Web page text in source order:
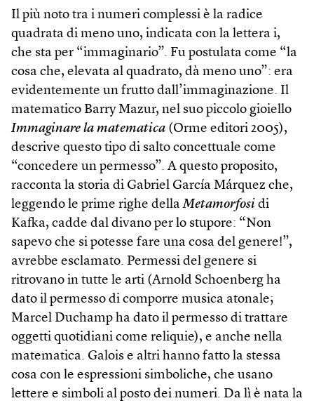
Il più noto tra i numeri complessi è la radice
quadrata di meno uno, indicata con la lettera i,
che sta per “immaginario”. Fu postulata come “la
cosa che, elevata al quadrato, dà meno uno”: era
evidentemente un frutto dall’immaginazione. Il
matematico Barry Mazur, nel suo piccolo gioiello
Immaginare la matematica (Orme editori 2005),
descrive questo tipo di salto concettuale come
“concedere un permesso”. A questo proposito,
racconta la storia di Gabriel García Márquez che,
leggendo le prime righe dellaMetamorfosi di
Kafka, cadde dal divano per lo stupore: “Non
sapevo che si potesse fare una cosa del genere!”,
avrebbe esclamato. Permessi del genere si
ritrovano in tutte le arti (Arnold Schoenberg ha
dato il permesso di comporre musica atonale;
Marcel Duchamp ha dato il permesso di trattare
oggetti quotidiani come reliquie), e anche nella
matematica. Galois e altri hanno fatto la stessa
cosa con le espressioni simboliche, che usano
lettere e simboli al posto dei numeri. Da lì è nata la